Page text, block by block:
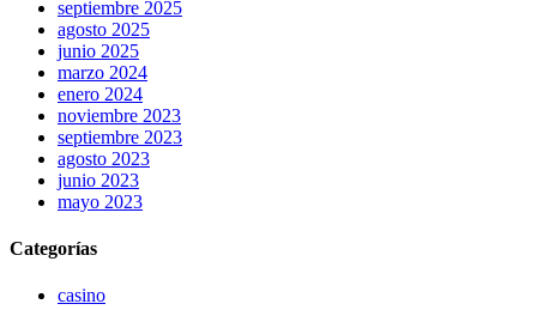
septiembre 2025
agosto 2025
junio 2025
marzo 2024
enero 2024
noviembre 2023
septiembre 2023
agosto 2023
junio 2023
mayo 2023
Categorías
casino